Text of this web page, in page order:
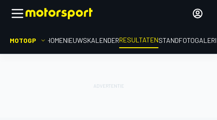
MOTOGP HOMENIEUWSKALENDERRESULTATENSTAND